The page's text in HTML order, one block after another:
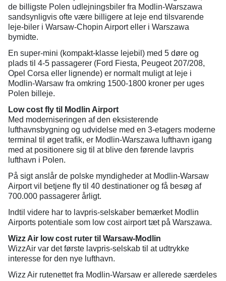
de billigste Polen udlejningsbiler fra Modlin-Warszawa
sandsynligvis ofte være billigere at leje end tilsvarende
leje-biler i Warsaw-Chopin Airport eller i Warszawa
bymidte.
En super-mini (kompakt-klasse lejebil) med 5 døre og
plads til 4-5 passagerer (Ford Fiesta, Peugeot 207/208,
Opel Corsa eller lignende) er normalt muligt at leje i
Modlin-Warsaw fra omkring 1500-1800 kroner per uges
Polen billeje.
Low cost fly til Modlin Airport
Med moderniseringen af den eksisterende
lufthavnsbygning og udvidelse med en 3-etagers moderne
terminal til øget trafik, er Modlin-Warszawa lufthavn igang
med at positionere sig til at blive den førende lavpris
lufthavn i Polen.
På sigt anslår de polske myndigheder at Modlin-Warsaw
Airport vil betjene fly til 40 destinationer og få besøg af
700.000 passagerer årligt.
Indtil videre har to lavpris-selskaber bemærket Modlin
Airports potentiale som low cost airport tæt på Warszawa.
Wizz Air low cost ruter til Warsaw-Modlin
WizzAir var det første lavpris-selskab til at udtrykke
interesse for den nye lufthavn.
Wizz Air rutenettet fra Modlin-Warsaw er allerede særdeles